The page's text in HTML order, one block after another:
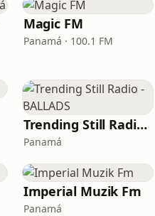
Magic FM
Panamá · 100.1 FM
Trending Still Radio - BALLADS
Panamá
Imperial Muzik Fm
Panamá